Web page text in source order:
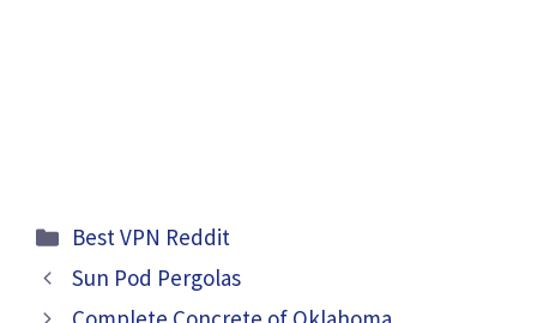
Categories
Best VPN Reddit
Sun Pod Pergolas